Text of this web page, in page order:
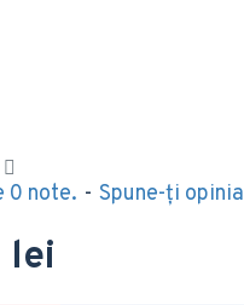
0 note. - Spune-ţi opinia
lei